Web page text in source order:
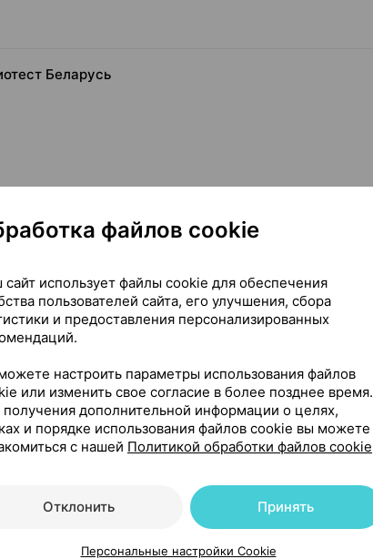
Беларусь
Беларусь
На карте
54
файлов cookie
сайт использует файлы cookie для обеспечения
пользователей сайта, его улучшения, сбора
и предоставления персонализированных
настроить параметры использования файлов
или изменить свое согласие в более позднее время.
дополнительной информации о целях,
и порядке использования файлов cookie вы можете
с нашей Политикой обработки файлов cookie
Отклонить Принять
Персональные настройки Cookie